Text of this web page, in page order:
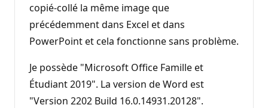
copié-collé la même image que
précédemment dans Excel et dans
PowerPoint et cela fonctionne sans problème.
Je possède "Microsoft Office Famille et
Étudiant 2019". La version de Word est
"Version 2202 Build 16.0.14931.20128".